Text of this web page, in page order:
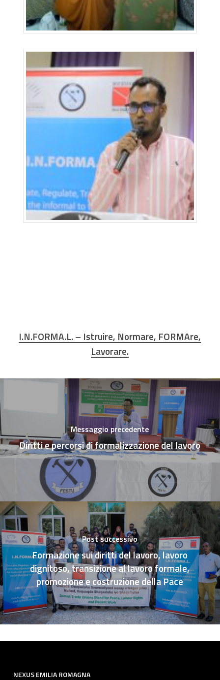
I.N.FORMA.L. – Istruire, Normare, FORMAre,
Lavorare.
Messaggio precedente
Diritti e percorsi di formalizzazione del lavoro
Post successivo
Formazione sui diritti del lavoro, lavoro
dignitoso, transizione al lavoro formale,
promozione e costruzione della Pace
NEXUS EMILIA ROMAGNA